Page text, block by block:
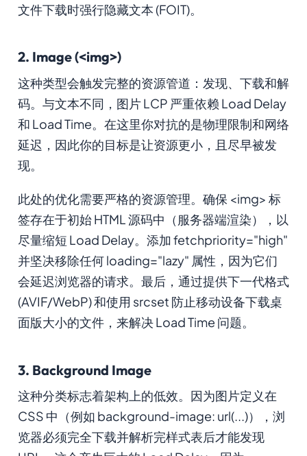
文件下载时强行隐藏文本 (FOIT)。
2. Image (<img>)
这种类型会触发完整的资源管道：发现、下载和解
码。与文本不同，图片 LCP 严重依赖 Load Delay
和 Load Time。在这里你对抗的是物理限制和网络
延迟，因此你的目标是让资源更小，且尽早被发
现。
此处的优化需要严格的资源管理。确保 <img> 标
签存在于初始 HTML 源码中（服务器端渲染），以
尽量缩短 Load Delay。添加 fetchpriority="high"
并坚决移除任何 loading="lazy" 属性，因为它们
会延迟浏览器的请求。最后，通过提供下一代格式
(AVIF/WebP) 和使用 srcset 防止移动设备下载桌
面版大小的文件，来解决 Load Time 问题。
3. Background Image
这种分类标志着架构上的低效。因为图片定义在
CSS 中（例如 background-image: url(...)），浏
览器必须完全下载并解析完样式表后才能发现